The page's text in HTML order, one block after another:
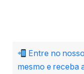
Entre no
mesmo e receba